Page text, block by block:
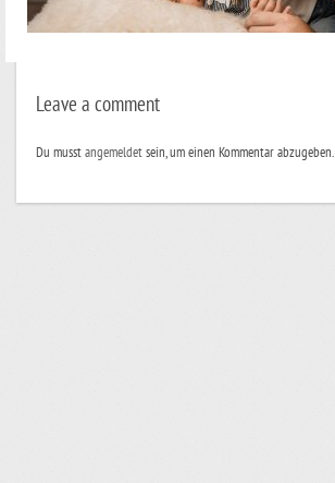
Leave a comment
Du musstangemeldetsein, um einen Kommentar abzugeben.